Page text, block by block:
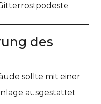
des
sollte mit einer
ausgestattet